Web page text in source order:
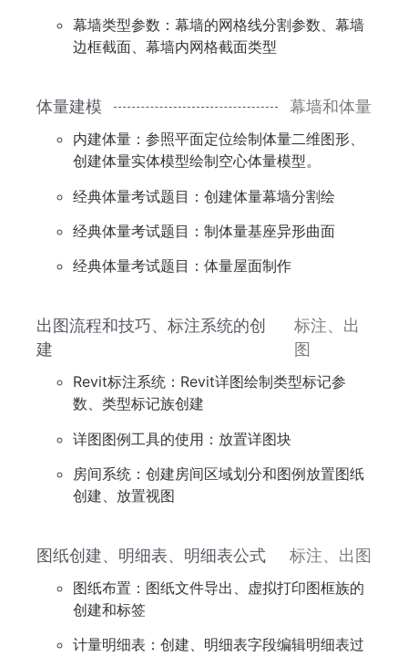
幕墙类型参数：幕墙的网格线分割参数、幕墙
边框截面、幕墙内网格截面类型
体量建模
幕墙和体量
内建体量：参照平面定位绘制体量二维图形、
创建体量实体模型绘制空心体量模型。
经典体量考试题目：创建体量幕墙分割绘
经典体量考试题目：制体量基座异形曲面
经典体量考试题目：体量屋面制作
出图流程和技巧、标注系统的创
建
标注、出
图
Revit标注系统：Revit详图绘制类型标记参
数、类型标记族创建
详图图例工具的使用：放置详图块
房间系统：创建房间区域划分和图例放置图纸
创建、放置视图
图纸创建、明细表、明细表公式
标注、出图
图纸布置：图纸文件导出、虚拟打印图框族的
创建和标签
计量明细表：创建、明细表字段编辑明细表过